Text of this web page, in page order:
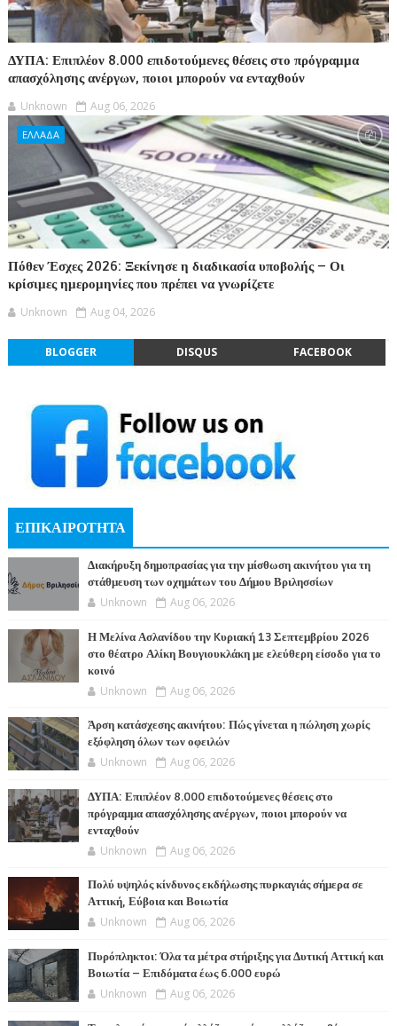
ΔΥΠΑ: Επιπλέον 8.000 επιδοτούμενες θέσεις στο πρόγραμμα
απασχόλησης ανέργων, ποιοι μπορούν να ενταχθούν
Unknown Aug 06, 2026
ΕΛΛΑΔΑ
Πόθεν Έσχες 2026: Ξεκίνησε η διαδικασία υποβολής – Οι
κρίσιμες ημερομηνίες που πρέπει να γνωρίζετε
Unknown Aug 04, 2026
BLOGGER DISQUS FACEBOOK
ΕΠΙΚΑΙΡΟΤΗΤΑ
Διακήρυξη δημοπρασίας για την μίσθωση ακινήτου για τη
στάθμευση των οχημάτων του Δήμου Βριλησσίων
Unknown Aug 06, 2026
Η Μελίνα Ασλανίδου την Kυριακή 13 Σεπτεμβρίου 2026
στο θέατρο Αλίκη Βουγιουκλάκη με ελεύθερη είσοδο για το
κοινό
Unknown Aug 06, 2026
Άρση κατάσχεσης ακινήτου: Πώς γίνεται η πώληση χωρίς
εξόφληση όλων των οφειλών
Unknown Aug 06, 2026
ΔΥΠΑ: Επιπλέον 8.000 επιδοτούμενες θέσεις στο
πρόγραμμα απασχόλησης ανέργων, ποιοι μπορούν να
ενταχθούν
Unknown Aug 06, 2026
Πολύ υψηλός κίνδυνος εκδήλωσης πυρκαγιάς σήμερα σε
Αττική, Εύβοια και Βοιωτία
Unknown Aug 06, 2026
Πυρόπληκτοι: Όλα τα μέτρα στήριξης για Δυτική Αττική και
Βοιωτία – Επιδόματα έως 6.000 ευρώ
Unknown Aug 06, 2026